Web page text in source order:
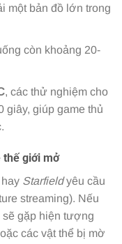
một bản đồ lớn trong
còn khoảng 20-
, các thử nghiệm cho
giây, giúp game thủ
thế giới mở
Starfieldyêu cầu
streaming). Nếu
sẽ gặp hiện tượng
các vật thể bị mờ